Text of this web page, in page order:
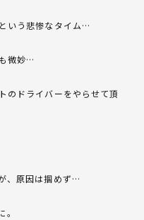
いう悲惨なタイム…
微妙…
のドライバーをやらせて頂
、原因は掴めず…